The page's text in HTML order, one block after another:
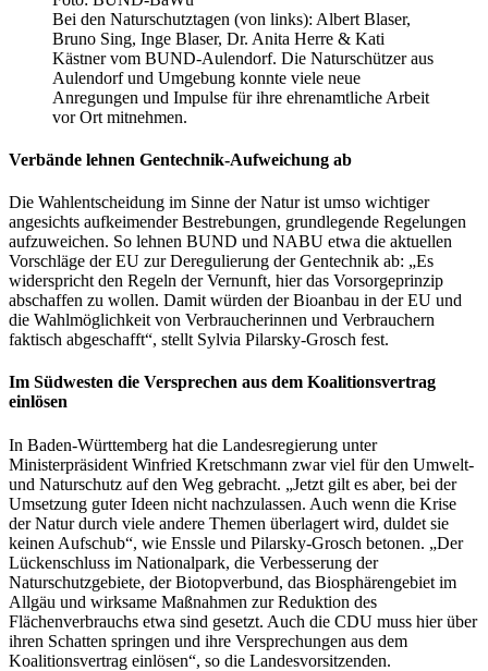
Bei den Naturschutztagen (von links): Albert Blaser,
Bruno Sing, Inge Blaser, Dr. Anita Herre & Kati
Kästner vom BUND-Aulendorf. Die Naturschützer aus
Aulendorf und Umgebung konnte viele neue
Anregungen und Impulse für ihre ehrenamtliche Arbeit
vor Ort mitnehmen.
Verbände lehnen Gentechnik-Aufweichung ab
Die Wahlentscheidung im Sinne der Natur ist umso wichtiger
angesichts aufkeimender Bestrebungen, grundlegende Regelungen
aufzuweichen. So lehnen BUND und NABU etwa die aktuellen
Vorschläge der EU zur Deregulierung der Gentechnik ab: „Es
widerspricht den Regeln der Vernunft, hier das Vorsorgeprinzip
abschaffen zu wollen. Damit würden der Bioanbau in der EU und
die Wahlmöglichkeit von Verbraucherinnen und Verbrauchern
faktisch abgeschafft“, stellt Sylvia Pilarsky-Grosch fest.
Im Südwesten die Versprechen aus dem Koalitionsvertrag
einlösen
In Baden-Württemberg hat die Landesregierung unter
Ministerpräsident Winfried Kretschmann zwar viel für den Umwelt-
und Naturschutz auf den Weg gebracht. „Jetzt gilt es aber, bei der
Umsetzung guter Ideen nicht nachzulassen. Auch wenn die Krise
der Natur durch viele andere Themen überlagert wird, duldet sie
keinen Aufschub“, wie Enssle und Pilarsky-Grosch betonen. „Der
Lückenschluss im Nationalpark, die Verbesserung der
Naturschutzgebiete, der Biotopverbund, das Biosphärengebiet im
Allgäu und wirksame Maßnahmen zur Reduktion des
Flächenverbrauchs etwa sind gesetzt. Auch die CDU muss hier über
ihren Schatten springen und ihre Versprechungen aus dem
Koalitionsvertrag einlösen“, so die Landesvorsitzenden.